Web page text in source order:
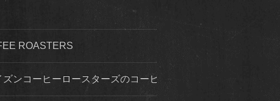
ROASTERS
ンコーヒーロースターズのコーヒー